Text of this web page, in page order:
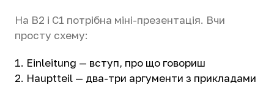
На B2 і C1 потрібна міні-презентація. Вчи
просту схему:
Einleitung — вступ, про що говориш
Hauptteil — два-три аргументи з прикладами